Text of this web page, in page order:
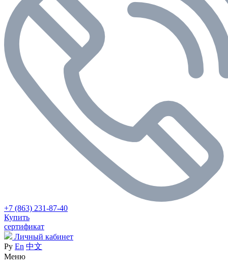
+7 (863) 231-87-40
Купить
сертификат
Личный кабинет
Ру En 中文
Меню